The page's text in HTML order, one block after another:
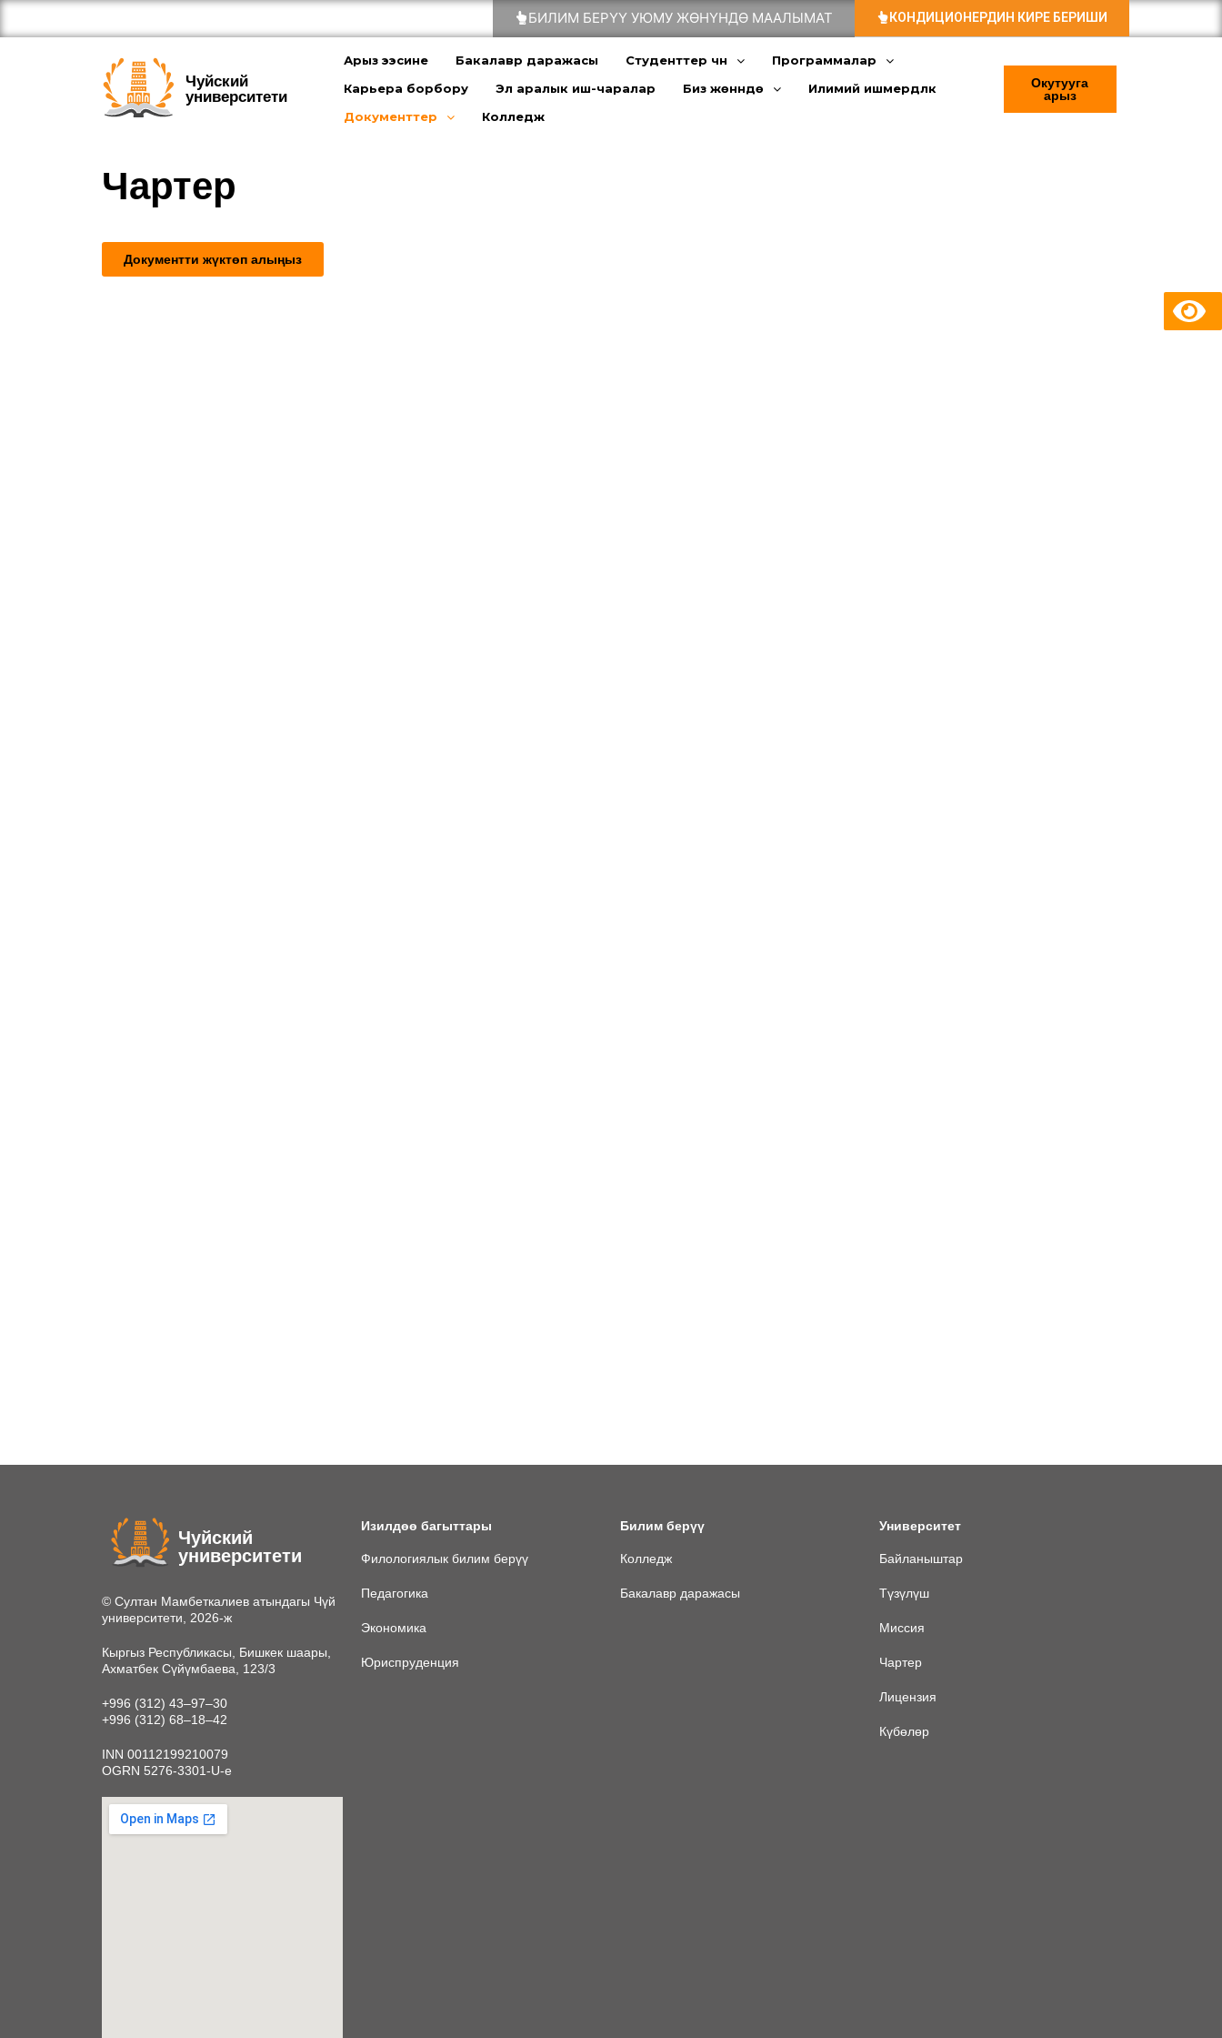
БИЛИМ БЕРҮҮ УЮМУ ЖӨНҮНДӨ МААЛЫМАТ КОНДИЦИОНЕРДИН КИРЕ БЕРИШИ
Чуйский
университети
Арыз ээсине Бакалавр даражасы Студенттер үчүн
Программалар
Карьера борбору
Эл аралык иш-чаралар Биз жөнүндө
Илимий ишмердүүлүк
Документтер
Колледж
Окутууга
арыз
Чартер
Документти жүктөп алыңыз
Чуйский
университети
© Султан Мамбеткалиев атындагы Чүй
университети, 2026-ж
Кыргыз Республикасы, Бишкек шаары,
Ахматбек Сүйүмбаева, 123/3
+996 (312) 43‒97‒30
+996 (312) 68‒18‒42
INN 00112199210079
OGRN 5276-3301-U-e
Изилдөө багыттары
Филологиялык билим берүү
Педагогика
Экономика
Юриспруденция
Билим берүү
Колледж
Бакалавр даражасы
Университет
Байланыштар
Түзүлүш
Миссия
Чартер
Лицензия
Күбөлөр